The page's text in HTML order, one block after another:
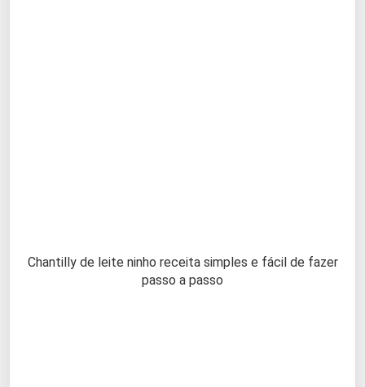
Chantilly de leite ninho receita simples e fácil de fazer
passo a passo